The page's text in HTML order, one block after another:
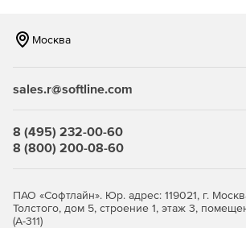
Kerio Control
Qbik WinGate
EProxy/EServ
Москва
sales.r@softline.com
8 (495) 232-00-60
8 (800) 200-08-60
ПАО «Софтлайн». Юр. адрес: 119021, г.
Толстого, дом 5, строение 1, этаж 3,
(А-311)